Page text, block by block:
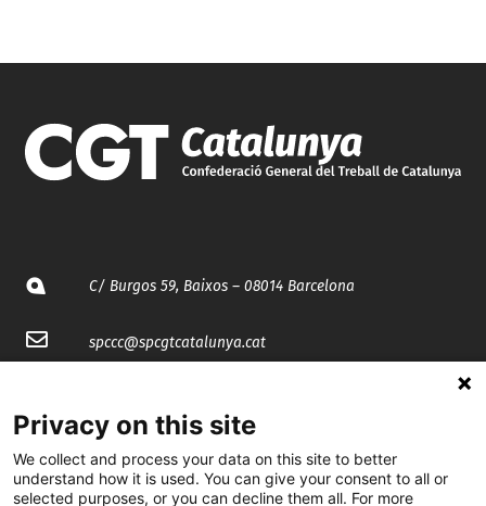
C/ Burgos 59, Baixos – 08014 Barcelona
spccc@spcgtcatalunya.cat
@CGTCatalunya
Privacy on this site
We collect and process your data on this site to better
understand how it is used. You can give your consent to all or
selected purposes, or you can decline them all. For more